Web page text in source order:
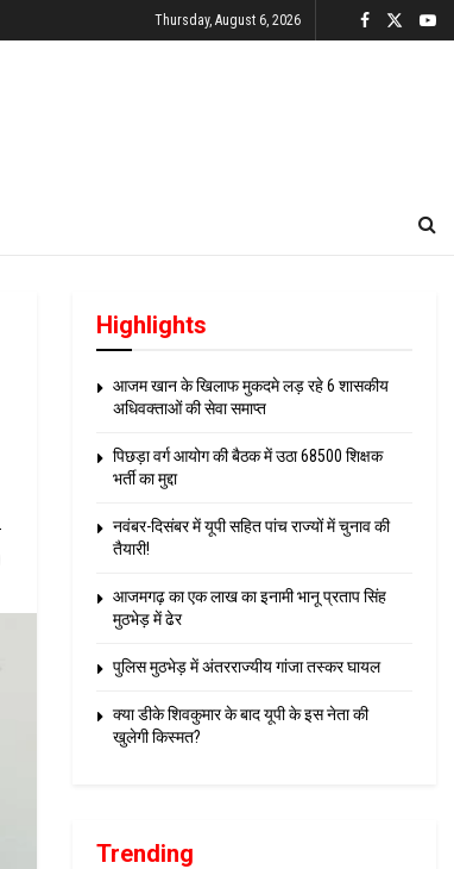
Thursday, August 6, 2026
Highlights
आजम खान के खिलाफ मुकदमे लड़ रहे 6 शासकीय
अधिवक्ताओं की सेवा समाप्त
पिछड़ा वर्ग आयोग की बैठक में उठा 68500 शिक्षक
भर्ती का मुद्दा
नवंबर-दिसंबर में यूपी सहित पांच राज्यों में चुनाव की
तैयारी!
आजमगढ़ का एक लाख का इनामी भानू प्रताप सिंह
मुठभेड़ में ढेर
पुलिस मुठभेड़ में अंतरराज्यीय गांजा तस्कर घायल
क्या डीके शिवकुमार के बाद यूपी के इस नेता की
खुलेगी किस्मत?
Trending